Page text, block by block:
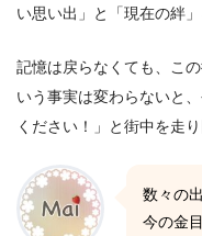
い思い出」と「現在の絆
記憶は戻らなくても、こ
いう事実は変わらないと
ください！」と街中を走り
数々の
今の金